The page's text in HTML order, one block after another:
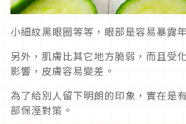
小細紋黑眼圈等等，眼部是容易暴露
另外，肌膚比其它地方脆弱，而且受
影響，皮膚容易變差。
為了給別人留下明朗的印象，實在是
部保溼對策。